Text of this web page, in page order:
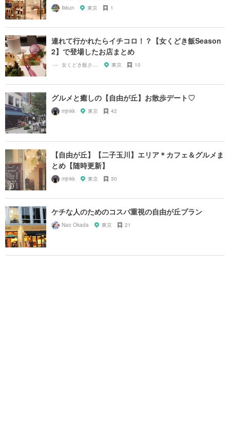
Ikkun 東京 1
連れて行かれたらイチコロ！？【女くどき飯Season
2】で登場したお店まとめ
東京 10
グルメと癒しの【自由が丘】お散歩デート♡
mjnkk 東京 42
【自由が丘】【二子玉川】エリア＊カフェ＆グルメま
とめ【随時更新】
mjnkk 東京 30
ケチな人のためのコスパ重視の自由が丘プラン
Nao Okada 東京 21